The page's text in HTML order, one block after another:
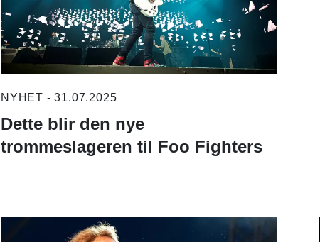
NYHET - 31.07.2025
Dette blir den nye
trommeslageren til Foo Fighters